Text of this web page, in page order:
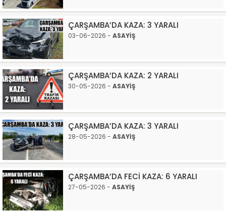
ÇARŞAMBA’DA KAZA: 3 YARALI
03-06-2026 - ASAYİŞ
ÇARŞAMBA’DA KAZA: 2 YARALI
30-05-2026 - ASAYİŞ
ÇARŞAMBA’DA KAZA: 3 YARALI
28-05-2026 - ASAYİŞ
ÇARŞAMBA’DA FECİ KAZA: 6 YARALI
27-05-2026 - ASAYİŞ